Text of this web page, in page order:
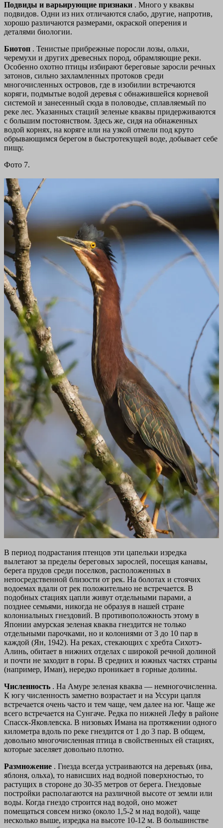
Подвиды и варьирующие признаки . Много у кваквы
подвидов. Одни из них отличаются слабо, другие, напротив,
хорошо различаются размерами, окраской оперения и
деталями биологии.
Биотоп . Тенистые прибрежные поросли лозы, ольхи,
черемухи и других древесных пород, обрамляющие реки.
Особенно охотно птицы избирают береговые заросли речных
затонов, сильно захламленных протоков среди
многочисленных островов, где в изобилии встречаются
коряги, подмытые водой деревья с обнажившейся корневой
системой и занесенный сюда в половодье, сплавляемый по
реке лес. Указанных стаций зеленые кваквы придерживаются
с большим постоянством. Здесь же, сидя на обнаженных
водой корнях, на коряге или на узкой отмели под круто
обрывающимся берегом в быстротекущей воде, добывает себе
пищу.
Фото 7.
В период подрастания птенцов эти цапельки изредка
вылетают за пределы береговых зарослей, посещая канавы,
берега прудов среди поселков, расположенных в
непосредственной близости от рек. На болотах и стоячих
водоемах вдали от рек положительно не встречается. В
подобных стациях цапли живут отдельными парами, а
позднее семьями, никогда не образуя в нашей стране
колониальных гнездовий. В противоположность этому в
Японии амурская зеленая кваква гнездится не только
отдельными парочками, но и колониями от 3 до 10 пар в
каждой (Ян, 1942). На реках, стекающих с хребта Сихотэ-
Алинь, обитает в нижних отделах с широкой речной долиной
и почти не заходит в горы. В средних и южных частях страны
(например, Иман), нередко проникает в горные долины.
Численность . На Амуре зеленая кваква — немногочисленна.
К югу численность заметно возрастает и на Уссури цапля
встречается очень часто и тем чаще, чем далее на юг. Чаще же
всего встречается на Сунгаче. Редка по нижней Лефу в районе
Спасск-Яковлевска. В низовьях Имана на протяжении одного
километра вдоль по реке гнездится от 1 до 3 пар. В общем,
довольно многочисленная птица в свойственных ей стациях,
которые заселяет довольно плотно.
Размножение . Гнезда всегда устраиваются на деревьях (ива,
яблоня, ольха), то нависших над водной поверхностью, то
растущих в стороне до 30-35 метров от берега. Гнездовые
постройки располагаются на различной высоте от земли или
воды. Когда гнездо строится над водой, оно может
помещаться совсем низко (около 1,5-2 м над водой), чаще
несколько выше, изредка на высоте 10-12 м. В большинстве